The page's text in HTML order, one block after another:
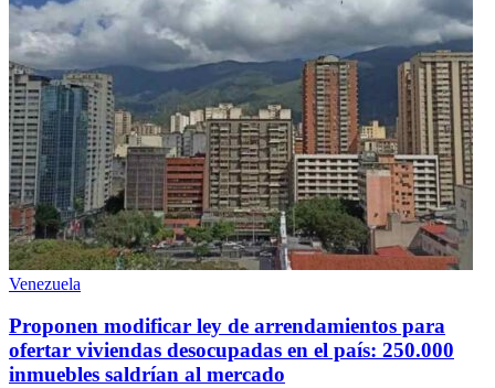
Venezuela
Proponen modificar ley de arrendamientos para
ofertar viviendas desocupadas en el país: 250.000
inmuebles saldrían al mercado